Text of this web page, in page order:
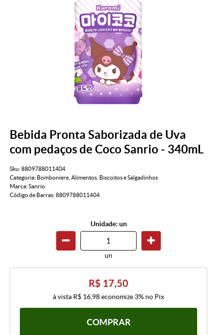
Bebida Pronta Saborizada de Uva
com pedaços de Coco Sanrio - 340mL
Sku:8809788011404
Categoria: Bomboniere Alimentos Biscoitos e Salgadinhos
Marca:Sanrio
Código de Barras:8809788011404
Unidade: un
un
R$ 17,50
à vista R$ 16,98economize 3% no Pix
COMPRAR